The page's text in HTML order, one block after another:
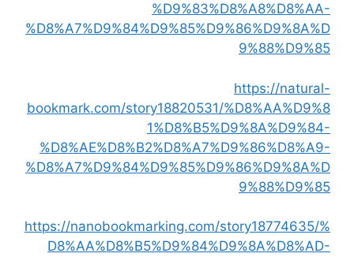
%D9%83%D8%A8%D8%AA-
%D8%A7%D9%84%D9%85%D9%86%D9%8A%D
9%88%D9%85
https://natural-
bookmark.com/story18820531/%D8%AA%D9%8
1%D8%B5%D9%8A%D9%84-
%D8%AE%D8%B2%D8%A7%D9%86%D8%A9-
%D8%A7%D9%84%D9%85%D9%86%D9%8A%D
9%88%D9%85
https://nanobookmarking.com/story18774635/%
D8%AA%D8%B5%D9%84%D9%8A%D8%AD-